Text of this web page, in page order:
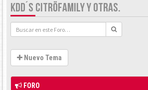
KDD´S CITRÖFAMILY Y OTRAS.
Nuevo Tema
FORO